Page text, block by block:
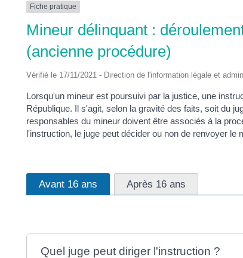
POTS
Fiche pratique
Mineur délinquant :
(ancienne procédure)
Vérifié le 17/11/2021 - Direction de l'information légale et
Lorsqu'un mineur est poursuivi par la justice, une
République. Il s'agit, selon la gravité des faits, soit du
responsables du mineur doivent être associés à la
l'instruction, le juge peut décider ou non de renvoyer le
Avant 16 ans Après 16 ans
Quel juge peut diriger l'instruction ?